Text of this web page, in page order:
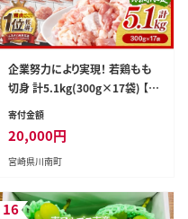
企業努力により実現！ 若鶏もも
切身 計5.1kg(300g×17袋) 【
国産 九州産 鶏肉 肉 とり もも肉
送料無料 】［C00711］
寄付金額
20,000円
宮崎県川南町
16